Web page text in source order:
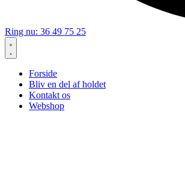
Ring nu: 36 49 75 25
Forside
Bliv en del af holdet
Kontakt os
Webshop